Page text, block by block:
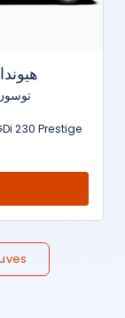
230 Prestige